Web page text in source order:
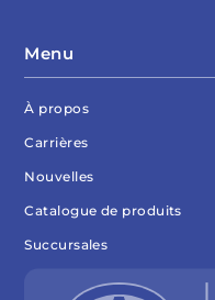
Menu
À propos
Carrières
Nouvelles
Catalogue de produits
Succursales